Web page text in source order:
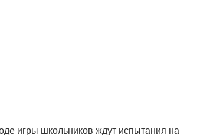
игры школьников ждут испытания на